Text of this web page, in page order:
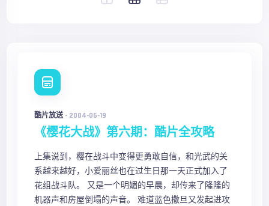
酷片放送- 2004-06-19
《樱花大战》第六期：酷片全攻略
上集说到，樱在战斗中变得更勇敢自信，和光武的关
系越来越好，小爱丽丝也在过生日那一天正式加入了
花组战斗队。 又是一个明媚的早晨，却传来了隆隆的
机器声和房屋倒塌的声音。 难道蓝色撒旦又发起进攻